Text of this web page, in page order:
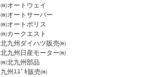
㈱オートウェイ
㈱オートサーバー
㈱オートポリス
㈱カークエスト
北九州ダイハツ販売㈱
北九州日産モーター㈱
㈱北九州部品
九州ｽｽﾞｷ販売㈱